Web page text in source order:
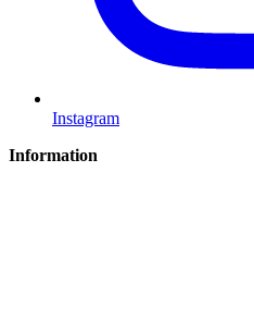
Instagram
Information